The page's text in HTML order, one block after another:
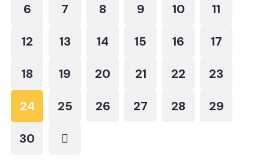
6 7 8 9 10 11
12 13 14 15 16 17
18 19 20 21 22 23
24 25 26 27 28 29
30